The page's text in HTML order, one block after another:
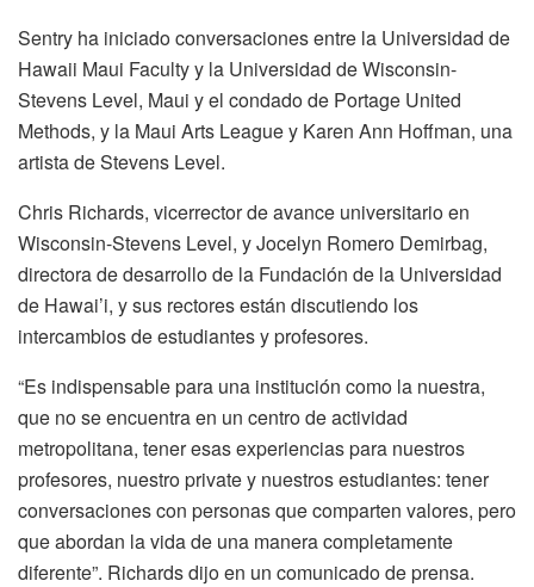
Sentry ha iniciado conversaciones entre la Universidad de
Hawaii Maui Faculty y la Universidad de Wisconsin-
Stevens Level, Maui y el condado de Portage United
Methods, y la Maui Arts League y Karen Ann Hoffman, una
artista de Stevens Level.
Chris Richards, vicerrector de avance universitario en
Wisconsin-Stevens Level, y Jocelyn Romero Demirbag,
directora de desarrollo de la Fundación de la Universidad
de Hawai’i, y sus rectores están discutiendo los
intercambios de estudiantes y profesores.
“Es indispensable para una institución como la nuestra,
que no se encuentra en un centro de actividad
metropolitana, tener esas experiencias para nuestros
profesores, nuestro private y nuestros estudiantes: tener
conversaciones con personas que comparten valores, pero
que abordan la vida de una manera completamente
diferente”. Richards dijo en un comunicado de prensa.